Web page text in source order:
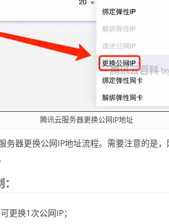
腾讯云服务器更换公网IP地址
务器更换公网IP地址流程。需要注意的是
更换1次公网IP；